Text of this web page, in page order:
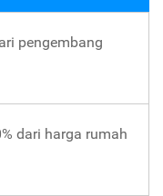
pengembang
dari harga rumah